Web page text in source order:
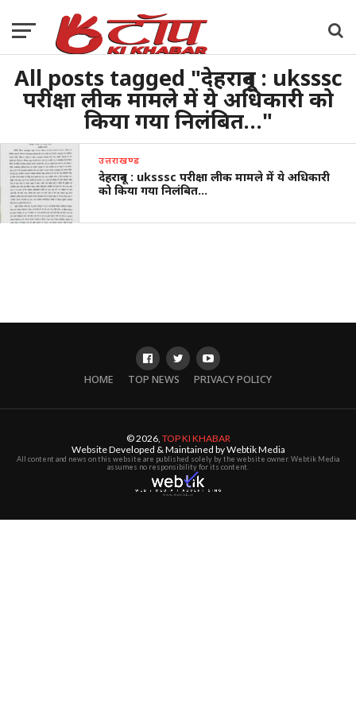
All posts tagged "देहरादून : uksssc
परीक्षा लीक मामले में ये अधिकारी को
किया गया निलंबित…"
उत्तराखण्ड
देहरादून : uksssc परीक्षा लीक मामले में ये अधिकारी
को किया गया निलंबित…
HOME TOP NEWS PRIVACY POLICY
© 2026, TOP KI KHABAR
Website Developed & Maintained by Webtik Media
All content and news on this website are published solely by the website owner. Webtik Media
assumes no responsibility for its content.